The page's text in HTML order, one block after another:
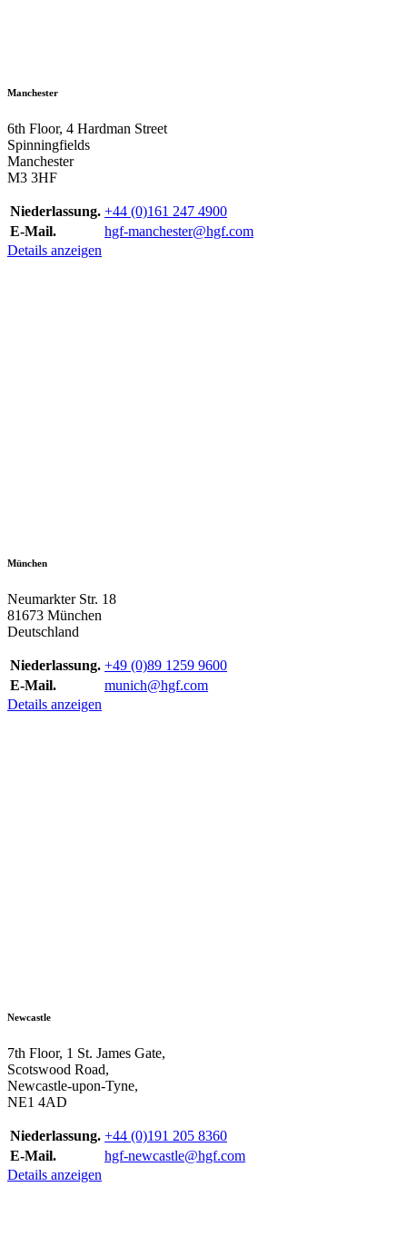
Manchester
6th Floor, 4 Hardman Street
Spinningfields
Manchester
M3 3HF
Niederlassung. +44 (0)161 247 4900
E-Mail.
hgf-manchester@hgf.com
Details anzeigen
München
Neumarkter Str. 18
81673 München
Deutschland
Niederlassung. +49 (0)89 1259 9600
E-Mail.
munich@hgf.com
Details anzeigen
Newcastle
7th Floor, 1 St. James Gate,
Scotswood Road,
Newcastle-upon-Tyne,
NE1 4AD
Niederlassung. +44 (0)191 205 8360
E-Mail.
hgf-newcastle@hgf.com
Details anzeigen